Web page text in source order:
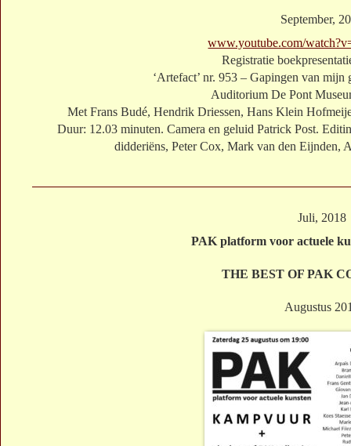
September,
www.youtube.com/
Registratie
‘Artefact’ nr. 953 – Gapingen van
Auditorium De Pont
Met Frans Budé, Hendrik Driessen, Hans Klein
Duur: 12.03 minuten. Camera en geluid Patrick Post.
didderiëns, Peter Cox, Mark van den Eijnden,
Juli, 2018
PAK platform voor actuele
THE BEST OF PAK
Augustus